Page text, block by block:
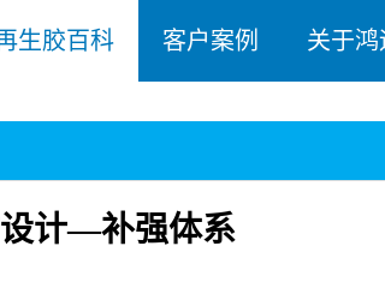
生胶百科 客户案例 关于鸿
计—补强体系